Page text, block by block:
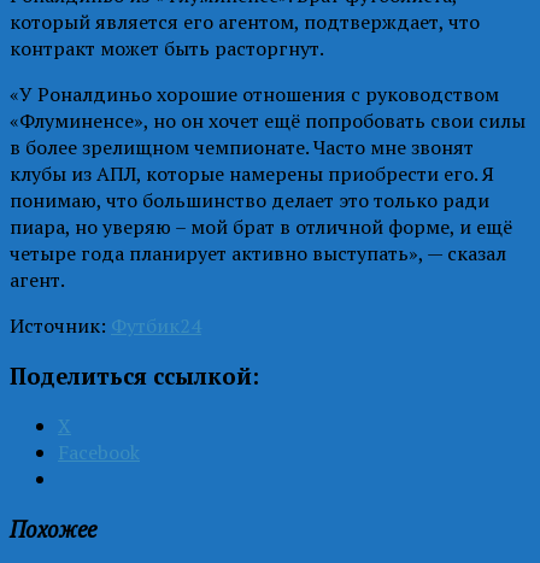
который является его агентом, подтверждает, что
контракт может быть расторгнут.
«У Роналдиньо хорошие отношения с руководством
«Флуминенсе», но он хочет ещё попробовать свои силы
в более зрелищном чемпионате. Часто мне звонят
клубы из АПЛ, которые намерены приобрести его. Я
понимаю, что большинство делает это только ради
пиара, но уверяю – мой брат в отличной форме, и ещё
четыре года планирует активно выступать», — сказал
агент.
Источник: Футбик24
Поделиться ссылкой:
X
Facebook
Похожее